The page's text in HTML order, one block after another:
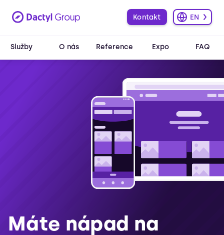
Služby O nás Reference Expo FAQ
Kontakt EN
Máte nápad na